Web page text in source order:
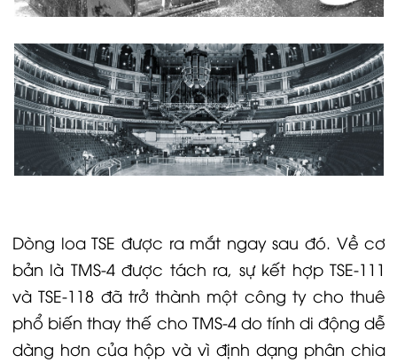
Dòng loa TSE được ra mắt ngay sau đó. Về cơ
bản là TMS-4 được tách ra, sự kết hợp TSE-111
và TSE-118 đã trở thành một công ty cho thuê
phổ biến thay thế cho TMS-4 do tính di động dễ
dàng hơn của hộp và vì định dạng phân chia